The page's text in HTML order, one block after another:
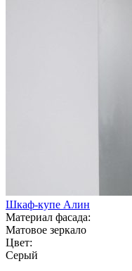
Шкаф-купе Алин
Материал фасада:
Матовое зеркало
Цвет:
Серый